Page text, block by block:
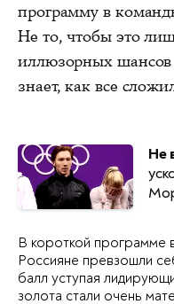
программу в
Не то, чтобы это
иллюзорных шансов
знает, как все
Не
В короткой программе
Россияне превзошли
балл уступая
золота стали очень